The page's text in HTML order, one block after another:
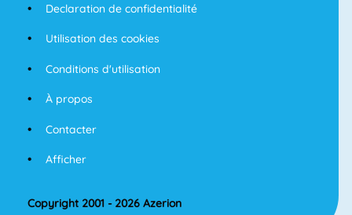
Declaration de confidentialité
Utilisation des cookies
Conditions d'utilisation
À propos
Contacter
Afficher
Copyright 2001 - 2026 Azerion